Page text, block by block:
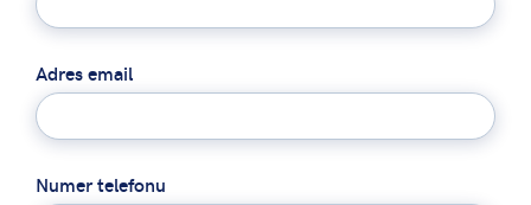
Adres email
Numer telefonu